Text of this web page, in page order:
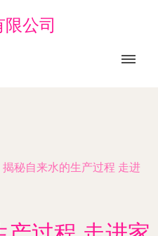
公司
揭秘自来水的生产过程 走进